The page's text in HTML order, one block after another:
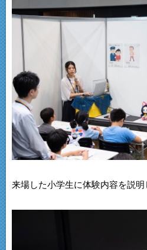
来場した小学生に体験内容を説